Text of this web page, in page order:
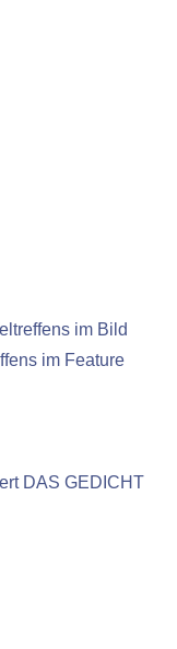
im Bild
im Feature
DAS GEDICHT